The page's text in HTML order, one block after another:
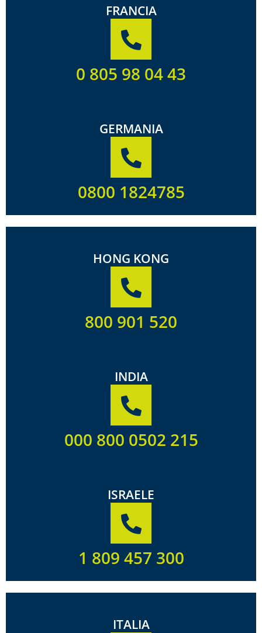
FRANCIA
0 805 98 04 43
GERMANIA
0800 1824785
HONG KONG
800 901 520
INDIA
000 800 0502 215
ISRAELE
1 809 457 300
ITALIA